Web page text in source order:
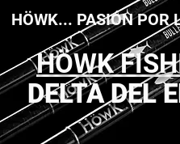
HÖWK... PASIÓN POR
HÖWK
DELTA DEL